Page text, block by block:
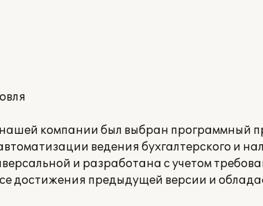
компании был выбран программный
ведения бухгалтерского и
и разработана с учетом
достижения предыдущей версии и